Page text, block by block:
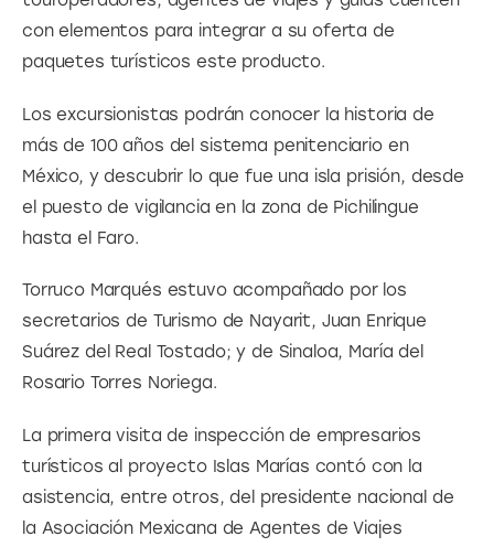
con elementos para integrar a su oferta de
paquetes turísticos este producto.
Los excursionistas podrán conocer la historia de
más de 100 años del sistema penitenciario en
México, y descubrir lo que fue una isla prisión, desde
el puesto de vigilancia en la zona de Pichilingue
hasta el Faro.
Torruco Marqués estuvo acompañado por los
secretarios de Turismo de Nayarit, Juan Enrique
Suárez del Real Tostado; y de Sinaloa, María del
Rosario Torres Noriega.
La primera visita de inspección de empresarios
turísticos al proyecto Islas Marías contó con la
asistencia, entre otros, del presidente nacional de
la Asociación Mexicana de Agentes de Viajes